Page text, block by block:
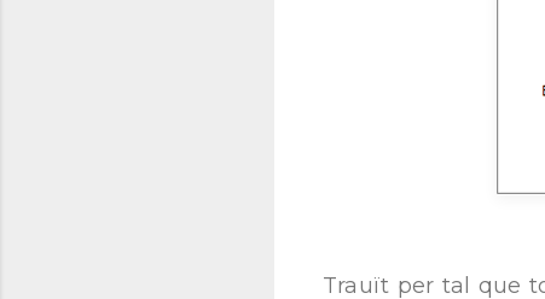
Trauït per tal que